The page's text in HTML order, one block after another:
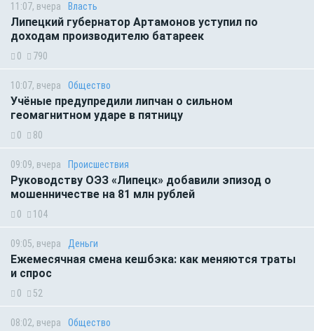
11:07, вчера Власть
Липецкий губернатор Артамонов уступил по
доходам производителю батареек
0 790
10:07, вчера Общество
Учёные предупредили липчан о сильном
геомагнитном ударе в пятницу
0 80
09:09, вчера Происшествия
Руководству ОЭЗ «Липецк» добавили эпизод о
мошенничестве на 81 млн рублей
0 104
09:05, вчера Деньги
Ежемесячная смена кешбэка: как меняются траты
и спрос
0 52
08:02, вчера Общество